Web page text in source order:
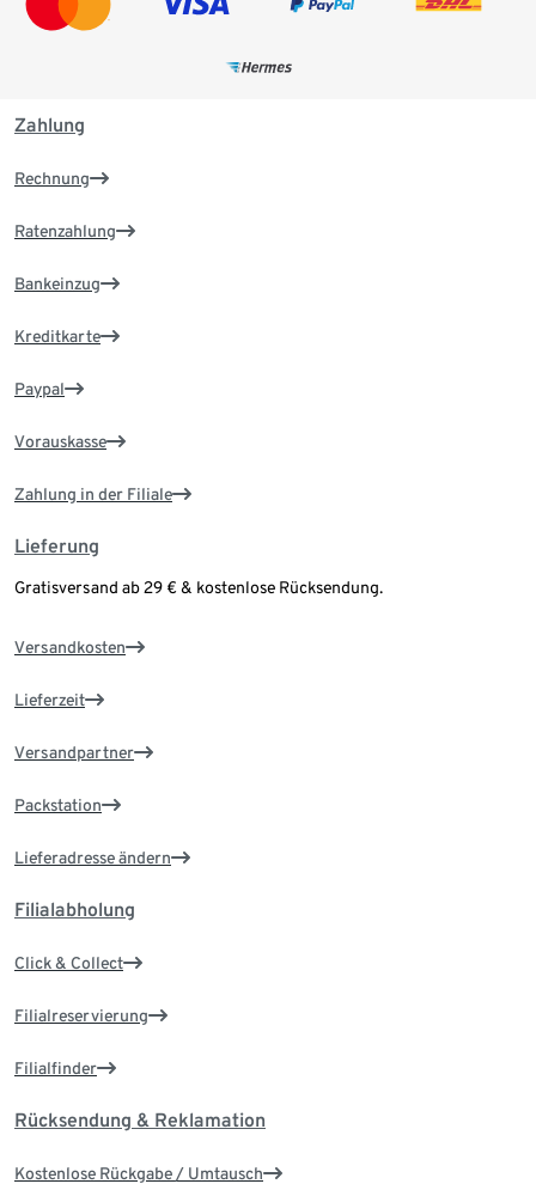
Zahlung
Rechnung
Ratenzahlung
Bankeinzug
Kreditkarte
Paypal
Vorauskasse
Zahlung in der Filiale
Lieferung
Gratisversand ab 29 € & kostenlose Rücksendung.
Versandkosten
Lieferzeit
Versandpartner
Packstation
Lieferadresse ändern
Filialabholung
Click & Collect
Filialreservierung
Filialfinder
Rücksendung & Reklamation
Kostenlose Rückgabe / Umtausch